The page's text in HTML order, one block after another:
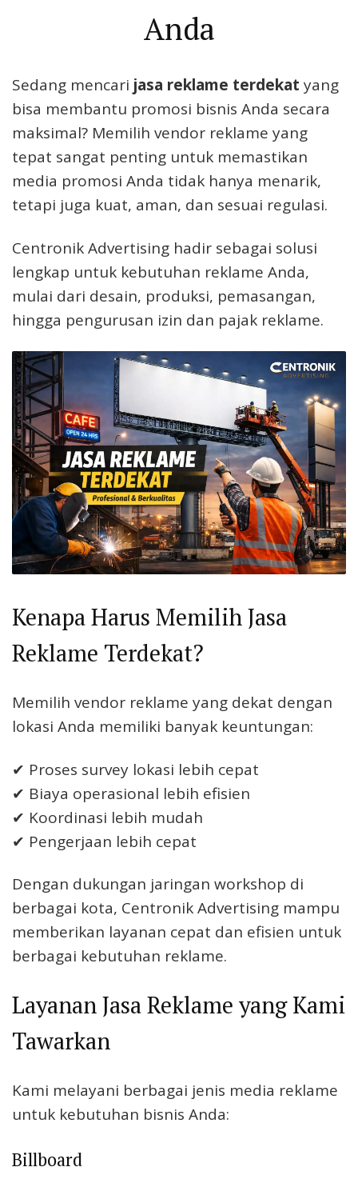
Anda
Sedang mencari jasa reklame terdekat yang
bisa membantu promosi bisnis Anda secara
maksimal? Memilih vendor reklame yang
tepat sangat penting untuk memastikan
media promosi Anda tidak hanya menarik,
tetapi juga kuat, aman, dan sesuai regulasi.
Centronik Advertising hadir sebagai solusi
lengkap untuk kebutuhan reklame Anda,
mulai dari desain, produksi, pemasangan,
hingga pengurusan izin dan pajak reklame.
Kenapa Harus Memilih Jasa
Reklame Terdekat?
Memilih vendor reklame yang dekat dengan
lokasi Anda memiliki banyak keuntungan:
✔ Proses survey lokasi lebih cepat
✔ Biaya operasional lebih efisien
✔ Koordinasi lebih mudah
✔ Pengerjaan lebih cepat
Dengan dukungan jaringan workshop di
berbagai kota, Centronik Advertising mampu
memberikan layanan cepat dan efisien untuk
berbagai kebutuhan reklame.
Layanan Jasa Reklame yang Kami
Tawarkan
Kami melayani berbagai jenis media reklame
untuk kebutuhan bisnis Anda:
Billboard